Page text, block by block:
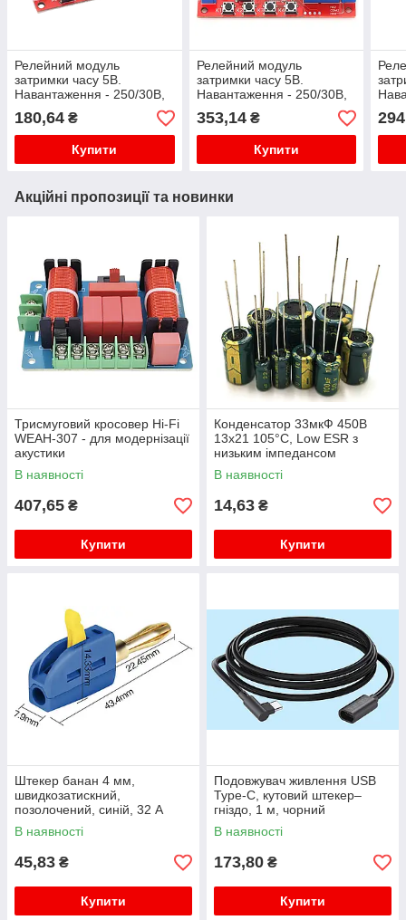
Релейний модуль
затримки часу 5В.
Навантаження - 250/30В,
10А. Таймер 0,1 секунда ~
999 хвилин
180,64 ₴
Купити
Релейний модуль
затримки часу 5В.
Навантаження - 250/30В,
10А. Таймер 0,1 секунда ~
999 хвилин. Двоканальне
353,14₴
Купити
Акційні пропозиції та новинки
Трисмуговий кросовер Hi-Fi
WEAH-307 - для модернізації
акустики
В наявності
407,65 ₴
Купити
Конденсатор 33мкФ 450В
13x21 105°C, Low ESR з
низьким імпедансом
В наявності
14,63 ₴
Купити
Штекер банан 4 мм,
швидкозатискний,
позолочений, синій, 32 А
В наявності
45,83 ₴
Купити
Подовжувач живлення USB
Type-C, кутовий штекер–
гніздо, 1 м, чорний
В наявності
173,80 ₴
Купити